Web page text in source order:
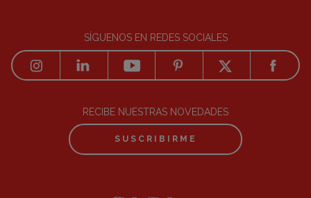
SÍGUENOS EN REDES SOCIALES
RECIBE NUESTRAS NOVEDADES
SUSCRIBIRME